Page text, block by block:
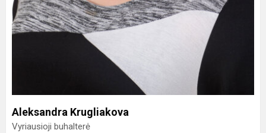
Aleksandra Krugliakova
Vyriausioji buhalterė